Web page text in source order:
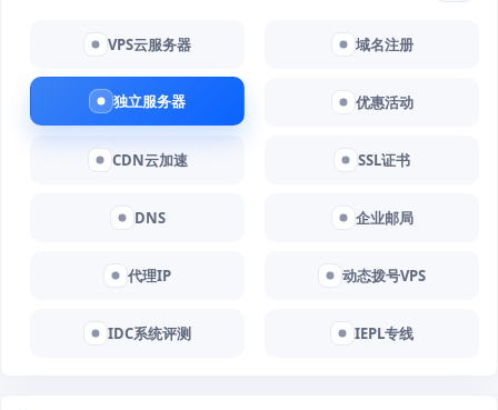
VPS云服务器 域名注册
独立服务器 优惠活动
CDN云加速 SSL证书
DNS 企业邮局
代理IP 动态拨号VPS
IDC系统评测 IEPL专线